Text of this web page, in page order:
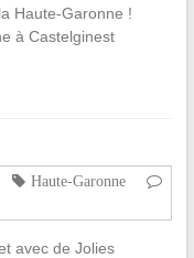
Haute-Garonne !
à Castelginest
Haute-Garonne
avec de Jolies